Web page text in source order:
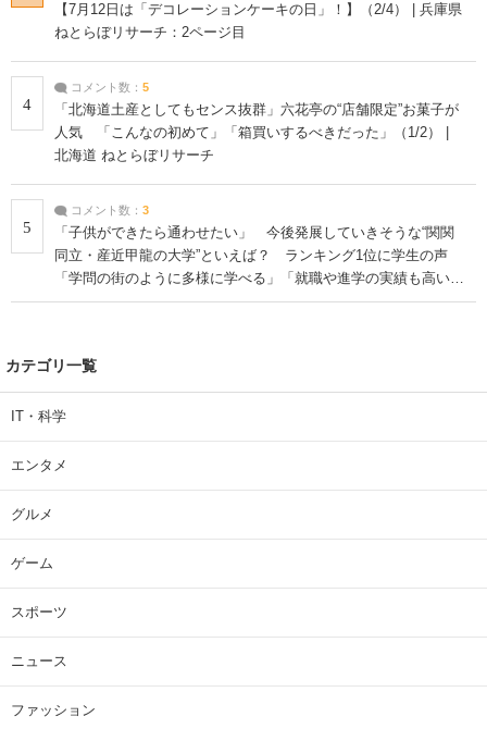
【7月12日は「デコレーションケーキの日」！】（2/4） | 兵庫県
ねとらぼリサーチ：2ページ目
4
コメント数： 5
「北海道土産としてもセンス抜群」六花亭の“店舗限定”お菓子が
人気 「こんなの初めて」「箱買いするべきだった」（1/2） |
北海道 ねとらぼリサーチ
5
コメント数： 3
「子供ができたら通わせたい」 今後発展していきそうな“関関
同立・産近甲龍の大学”といえば？ ランキング1位に学生の声
「学問の街のように多様に学べる」「就職や進学の実績も高い」
| 大学 ねとらぼリサーチ
カテゴリ一覧
IT・科学
エンタメ
グルメ
ゲーム
スポーツ
ニュース
ファッション